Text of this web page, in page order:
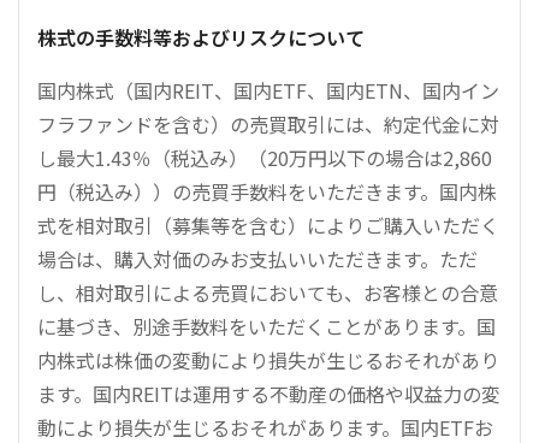
株式の手数料等およびリスクについて
国内株式（国内REIT、国内ETF、国内ETN、国内イン
フラファンドを含む）の売買取引には、約定代金に対
し最大1.43％（税込み）（20万円以下の場合は2,860
円（税込み））の売買手数料をいただきます。国内株
式を相対取引（募集等を含む）によりご購入いただく
場合は、購入対価のみお支払いいただきます。ただ
し、相対取引による売買においても、お客様との合意
に基づき、別途手数料をいただくことがあります。国
内株式は株価の変動により損失が生じるおそれがあり
ます。国内REITは運用する不動産の価格や収益力の変
動により損失が生じるおそれがあります。国内ETFお